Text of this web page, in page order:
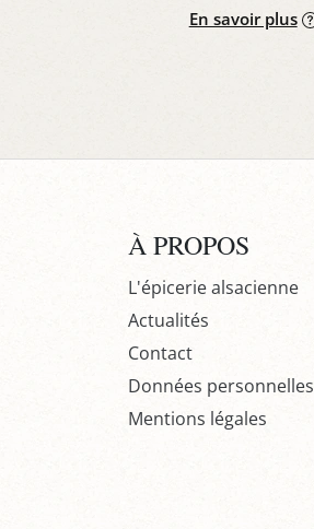
En savoir plus
À PROPOS
L'épicerie alsacienne
Actualités
Contact
Données personnelles
Mentions légales